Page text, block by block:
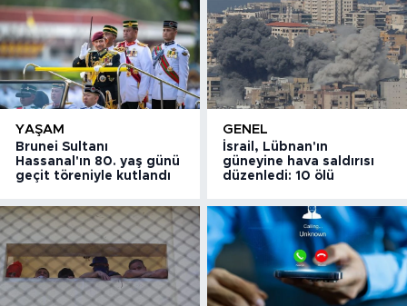
YAŞAM
Brunei Sultanı
Hassanal'ın 80. yaş günü
geçit töreniyle kutlandı
GENEL
İsrail, Lübnan'ın
güneyine hava saldırısı
düzenledi: 10 ölü